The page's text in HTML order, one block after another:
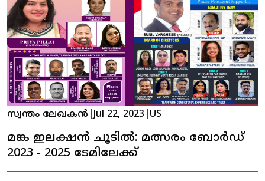
സ്വന്തം ലേഖകൻ |Jul 22, 2023 US
മങ്ക ഇലക്ഷൻ ചൂടിൽ: മത്സരം ബോർഡ്
2023 - 2025 ടേമിലേക്ക്